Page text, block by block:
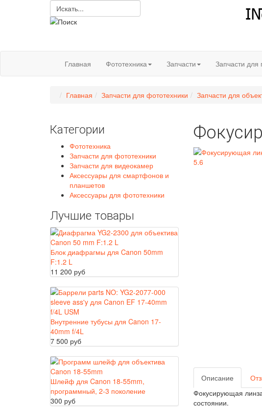
Главная
Фототехника Запчасти Запчасти для
Главная Запчасти для фототехники Запчасти для
Описание
Фокусирующая
состоянии.
Категории
Фототехника
Запчасти для фототехники
Запчасти для видеокамер
Аксессуары для смартфонов и
планшетов
Аксессуары для фототехники
Лучшие товары
Блок диафрагмы для Canon 50mm
F:1.2 L
11 200 руб
Внутренние тубусы для Canon 17-
40mm f/4L
7 500 руб
Шлейф для Canon 18-55mm,
программный, 2-3 поколение
300 руб